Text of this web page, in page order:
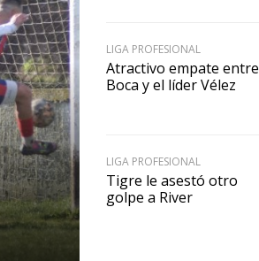
LIGA PROFESIONAL
Atractivo empate entre
Boca y el líder Vélez
LIGA PROFESIONAL
Tigre le asestó otro
golpe a River